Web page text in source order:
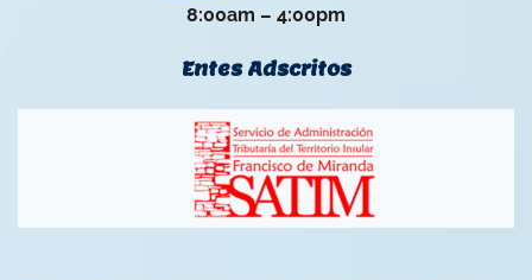
8:00am – 4:00pm
Entes Adscritos